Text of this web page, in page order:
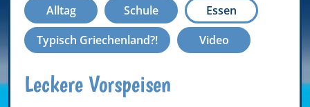
Alltag Schule
Essen
Typisch Griechenland?!
Video
Leckere Vorspeisen